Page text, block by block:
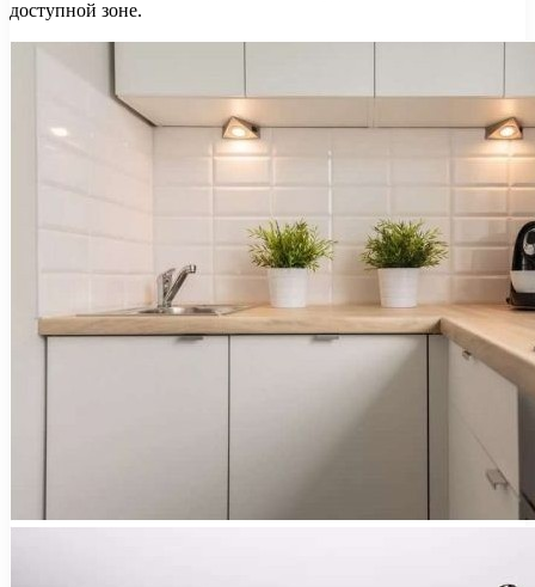
доступной зоне.